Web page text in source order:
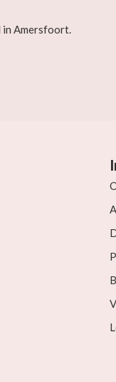
in Amersfoort.